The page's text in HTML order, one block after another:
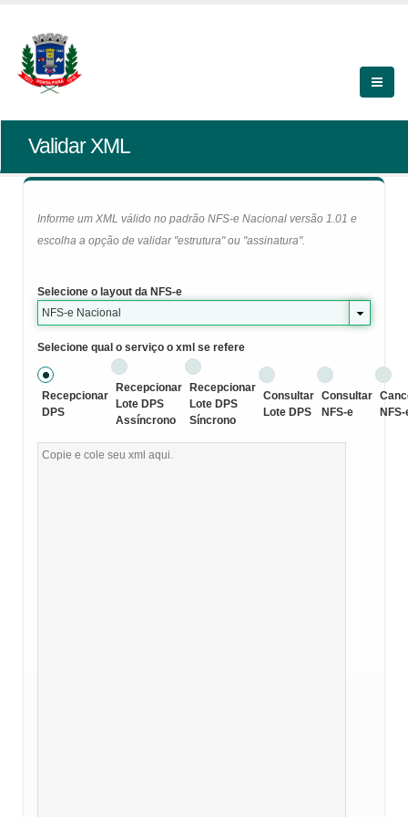
Validar XML
Informe um XML válido no padrão NFS-e Nacional versão 1.01 e
escolha a opção de validar "estrutura" ou "assinatura".
Selecione o layout da NFS-e
NFS-e Nacional
Selecione qual o serviço o xml se refere
Recepcionar
DPS
Recepcionar
Lote DPS
Assíncrono
Recepcionar
Lote DPS
Síncrono
Consultar
Lote DPS
Consultar
NFS-e
NFS-